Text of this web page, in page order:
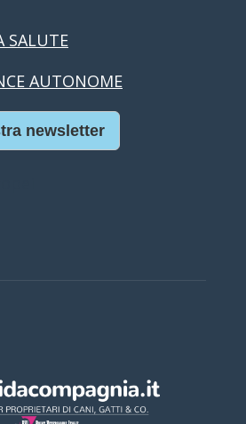
SALUTE
AUTONOME
newsletter